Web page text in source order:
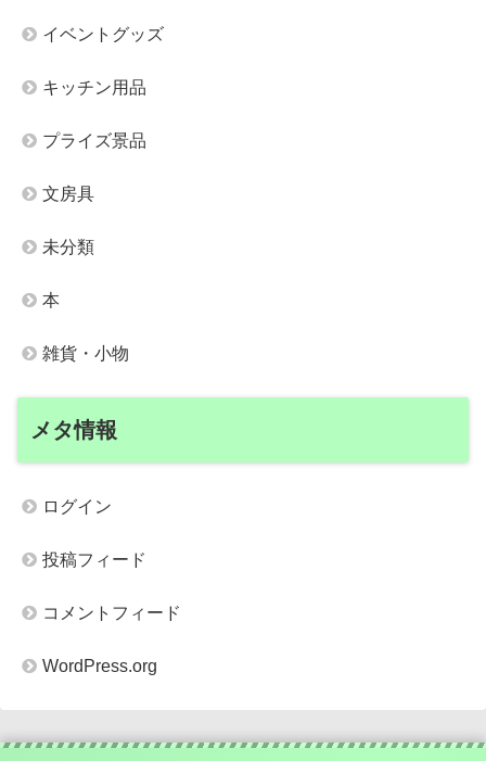
イベントグッズ
キッチン用品
プライズ景品
文房具
未分類
本
雑貨・小物
メタ情報
ログイン
投稿フィード
コメントフィード
WordPress.org